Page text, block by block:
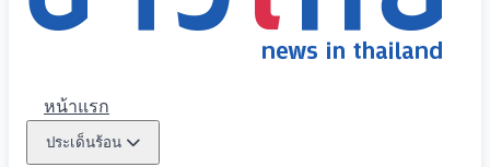
หน้าแรก
ประเด็นร้อน